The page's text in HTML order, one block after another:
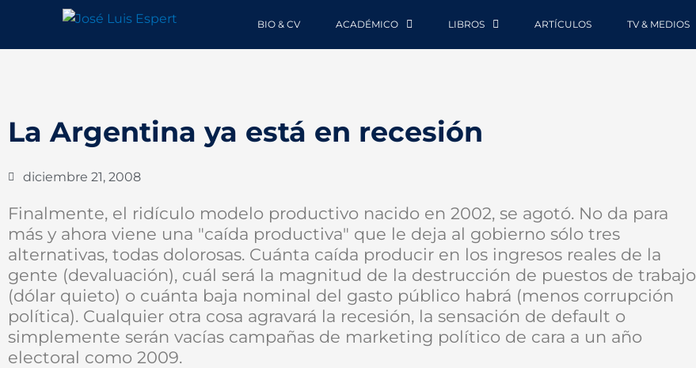
contenido
BIO & CV ACADÉMICO LIBROS ARTÍCULOS TV & MEDIOS
La Argentina ya está en recesión
diciembre 21, 2008
Finalmente, el ridículo modelo productivo nacido en 2002, se agotó. No da para
más y ahora viene una "caída productiva" que le deja al gobierno sólo tres
alternativas, todas dolorosas. Cuánta caída producir en los ingresos reales de la
gente (devaluación), cuál será la magnitud de la destrucción de puestos de trabajo
(dólar quieto) o cuánta baja nominal del gasto público habrá (menos corrupción
política). Cualquier otra cosa agravará la recesión, la sensación de default o
simplemente serán vacías campañas de marketing político de cara a un año
electoral como 2009.